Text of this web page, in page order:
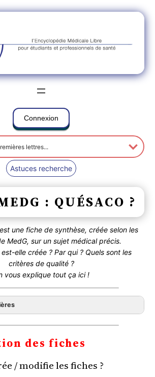
Connexion
Astuces recherche
: QUÉSACO ?
une fiche de synthèse, créée selon les
MedG, sur un sujet médical précis.
elle créée ? Par qui ? Quels sont les
critères de qualité ?
vous explique tout ça ici !
actifs, bénévoles
modèle des fiches ?
des fiches
/ modifie les fiches ?